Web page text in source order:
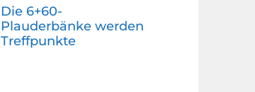
Die 6+60-
Plauderbänke werden
Treffpunkte